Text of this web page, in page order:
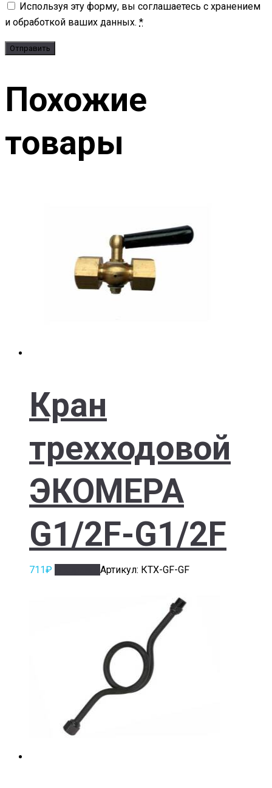
Используя эту форму, вы соглашаетесь с хранением
и обработкой ваших данных. *
Похожие
товары
Кран
трехходовой
ЭКОМЕРА
G1/2F-G1/2F
711₽ Артикул: КТХ-GF-GF